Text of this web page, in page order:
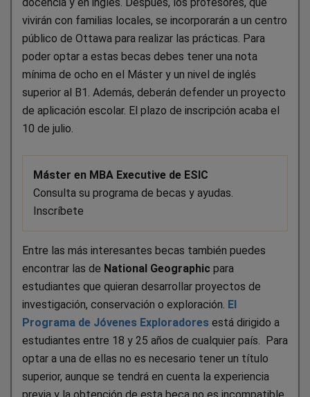
vivirán con familias locales, se incorporarán a un centro
público de Ottawa para realizar las prácticas. Para
poder optar a estas becas debes tener una nota
mínima de ocho en el Máster y un nivel de inglés
superior al B1. Además, deberán defender un proyecto
de aplicación escolar. El plazo de inscripción acaba el
10 de julio.
Máster en MBA Executive de ESIC
Consulta su programa de becas y ayudas.
Inscríbete
Entre las más interesantes becas también puedes
encontrar las de National Geographic para
estudiantes que quieran desarrollar proyectos de
investigación, conservación o exploración. El
Programa de Jóvenes Exploradores está dirigido a
estudiantes entre 18 y 25 años de cualquier país. Para
optar a una de ellas no es necesario tener un título
superior, aunque se tendrá en cuenta la experiencia